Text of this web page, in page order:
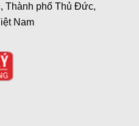
Thành phố Thủ Đức,
Nam